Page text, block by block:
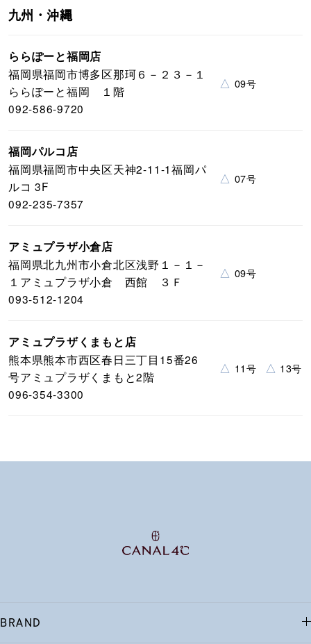
九州・沖縄
ららぽーと福岡店
福岡県福岡市博多区那珂６－２３－１
ららぽーと福岡 １階
092-586-9720
△ 09号
福岡パルコ店
福岡県福岡市中央区天神2-11-1福岡パ
ルコ 3F
092-235-7357
△ 07号
アミュプラザ小倉店
福岡県北九州市小倉北区浅野１－１－
１アミュプラザ小倉 西館 ３Ｆ
093-512-1204
△ 09号
アミュプラザくまもと店
熊本県熊本市西区春日三丁目15番26
号アミュプラザくまもと2階
096-354-3300
△ 11号 △ 13号
BRAND